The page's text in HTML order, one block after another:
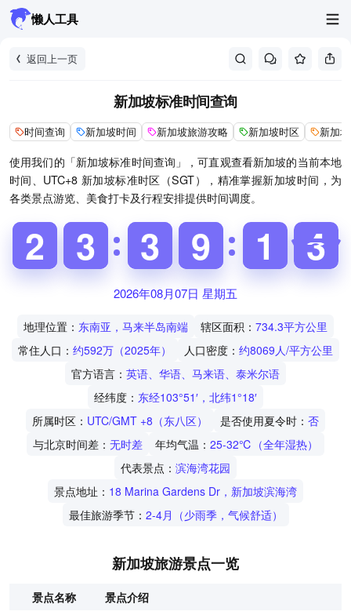
懒人工具
返回上一页
新加坡标准时间查询
时间查询 新加坡时间 新加坡旅游攻略 新加坡时区 新加
使用我们的「新加坡标准时间查询」，可直观查看新加坡的当前本地
时间、UTC+8 新加坡标准时区（SGT），精准掌握新加坡时间，为
各类景点游览、美食打卡及行程安排提供时间调度。
1
1
2
2 2
2
3
3 2
2
3
3 8
8
9
9 0
1
1 3
4
4
2026年08月07日 星期五
地理位置： 东南亚，马来半岛南端 辖区面积： 734.3平方公里
常住人口： 约592万（2025年） 人口密度： 约8069人/平方公里
官方语言： 英语、华语、马来语、泰米尔语
经纬度： 东经103°51′，北纬1°18′
所属时区： UTC/GMT +8（东八区） 是否使用夏令时： 否
与北京时间差： 无时差 年均气温： 25-32℃（全年湿热）
代表景点： 滨海湾花园
景点地址： 18 Marina Gardens Dr，新加坡滨海湾
最佳旅游季节： 2-4月（少雨季，气候舒适）
新加坡旅游景点一览
景点名称 景点介绍